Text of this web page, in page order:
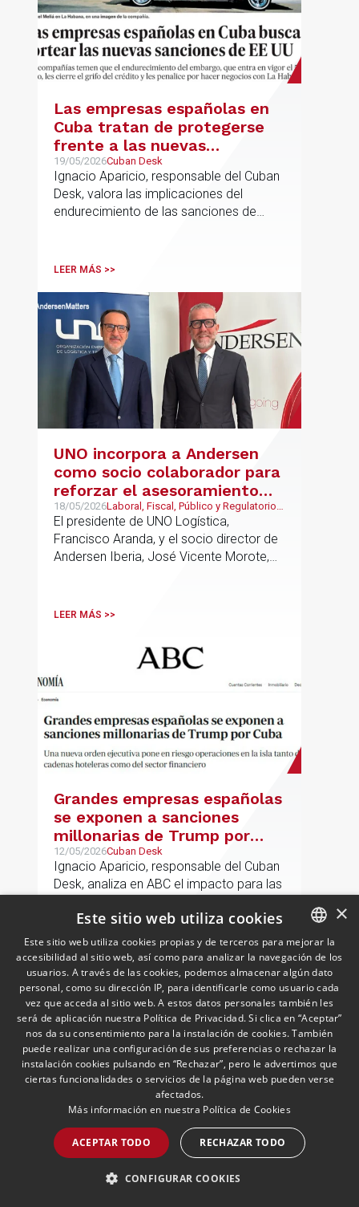
Las empresas españolas en
Cuba tratan de protegerse
frente a las nuevas
sanciones millonarias que
prepara Estados Unidos
19/05/2026Cuban Desk
Ignacio Aparicio, responsable del Cuban
Desk, valora las implicaciones del
endurecimiento de las sanciones de
LEER MÁS >>
UNO incorpora a Andersen
como socio colaborador para
reforzar el asesoramiento
jurídico y fiscal del sector
logístico
18/05/2026Laboral, Fiscal, Público y Regulatorio,
Transporte, Movilidad & Logística
El presidente de UNO Logística,
Francisco Aranda, y el socio director de
Andersen Iberia, José Vicente Morote,
entidades trabajarán para ayudar a las
gestionar con mayor seguridad jurídica
sus principales retos regulatorios.
LEER MÁS >>
Grandes empresas españolas
se exponen a sanciones
millonarias de Trump por
Cuba
12/05/2026Cuban Desk
Ignacio Aparicio, responsable del Cuban
Desk, analiza en ABC el impacto para las
de las sanciones de EE.UU. contra Cuba.
LEER MÁS >>
Andersen nombra a Pablo
Gómez-Acebo como
codirector de Fiscal en Iberia
SPANISH
ENGLISH
PORTUGUESE
×
Este sitio web utiliza cookies
Este sitio web utiliza cookies propias y de terceros para mejorar la
accesibilidad al sitio web, así como para analizar la navegación de los
usuarios. A través de las cookies, podemos almacenar algún dato
personal, como su dirección IP, para identificarle como usuario cada
vez que acceda al sitio web. A estos datos personales también les
será de aplicación nuestra Política de Privacidad. Si clica en “Aceptar”
nos da su consentimiento para la instalación de cookies. También
puede realizar una configuración de sus preferencias o rechazar la
instalación cookies pulsando en “Rechazar”, pero le advertimos que
ciertas funcionalidades o servicios de la página web pueden verse
afectados.
Más información en nuestra Política de Cookies
ACEPTAR TODO RECHAZAR TODO
CONFIGURAR COOKIES